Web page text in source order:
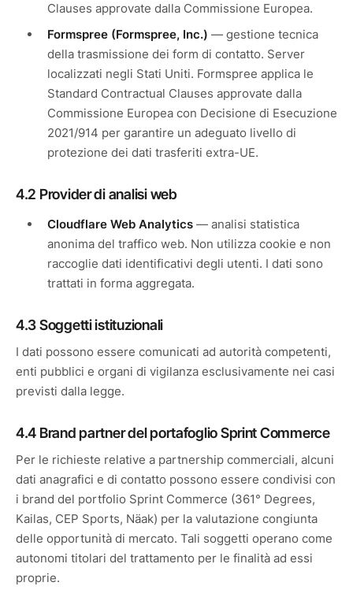
Clauses approvate dalla Commissione Europea.
Formspree (Formspree, Inc.) — gestione tecnica
della trasmissione dei form di contatto. Server
localizzati negli Stati Uniti. Formspree applica le
Standard Contractual Clauses approvate dalla
Commissione Europea con Decisione di Esecuzione
2021/914 per garantire un adeguato livello di
protezione dei dati trasferiti extra-UE.
4.2 Provider di analisi web
Cloudflare Web Analytics — analisi statistica
anonima del traffico web. Non utilizza cookie e non
raccoglie dati identificativi degli utenti. I dati sono
trattati in forma aggregata.
4.3 Soggetti istituzionali
I dati possono essere comunicati ad autorità competenti,
enti pubblici e organi di vigilanza esclusivamente nei casi
previsti dalla legge.
4.4 Brand partner del portafoglio Sprint Commerce
Per le richieste relative a partnership commerciali, alcuni
dati anagrafici e di contatto possono essere condivisi con
i brand del portfolio Sprint Commerce (361° Degrees,
Kailas, CEP Sports, Näak) per la valutazione congiunta
delle opportunità di mercato. Tali soggetti operano come
autonomi titolari del trattamento per le finalità ad essi
proprie.